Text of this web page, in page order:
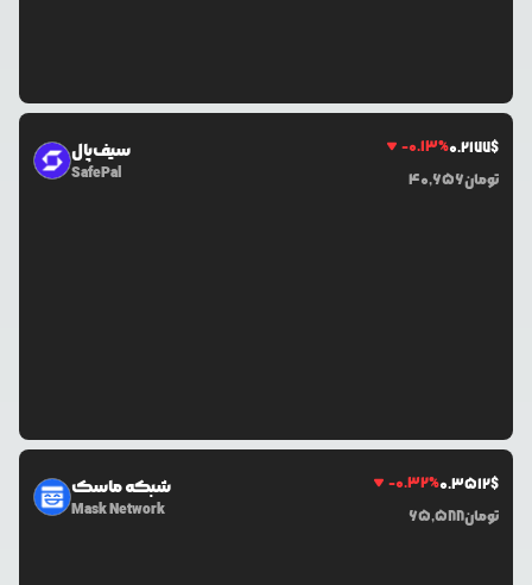
سیف‌پال
SafePal
-0.13%0.2177$
40,656تومان
شبکه ماسک
Mask Network
-0.32%0.3512$
65,588تومان